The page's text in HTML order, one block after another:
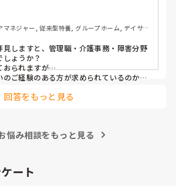
動中にたまたま街でその人と会って、
てみたら、実際に現場を見て素敵だと
マネジャー, 従来型特養, グループホーム, デイサー
見しますと、管理職・介護事務・障害分野
ょうか？
おられますが…
のご経験のある方が求められているのか、
質問、汎用的に普通に私の実際をお応えさ
たから、ですね。本当は、なぜだからと言
疑問もよーく分かるところでしたの
回答をもっと見る
悩み相談をもっと見る
ート